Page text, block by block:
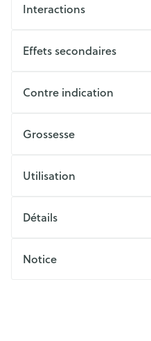
Interactions
Effets secondaires
Contre indication
Grossesse
Utilisation
Détails
Notice